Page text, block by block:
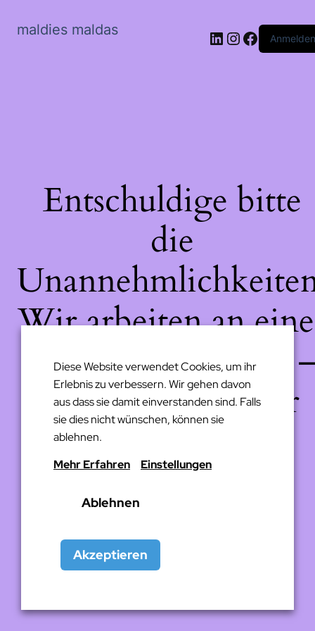
maldies maldas LinkedIn
Instagram
Anmelden
Entschuldige bitte
die
Wir arbeiten an
großartigen Sache
schau bald wieder
Diese Website verwendet Cookies, um ihr
Erlebnis zu verbessern. Wir gehen davon
aus dass sie damit einverstanden sind. Falls
sie dies nicht wünschen, können sie
ablehnen.
Mehr Erfahren
Einstellungen
Ablehnen
Akzeptieren